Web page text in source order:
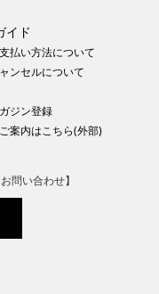
イド
払い方法について
ンセルについて
ジン登録
案内はこちら(外部)
問い合わせ】